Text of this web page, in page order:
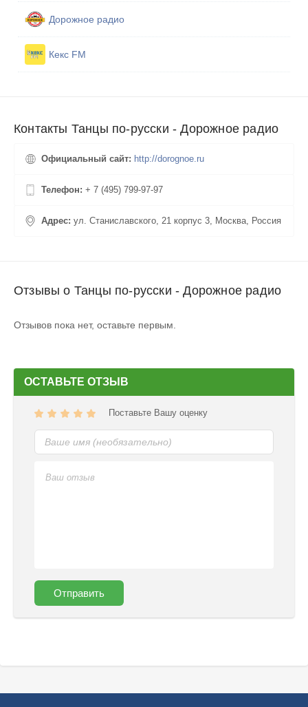
Дорожное радио
Кекс FM
Контакты Танцы по-русски - Дорожное радио
Официальный сайт: http://dorognoe.ru
Телефон: + 7 (495) 799-97-97
Адрес: ул. Станиславского, 21 корпус 3, Москва, Россия
Отзывы о Танцы по-русски - Дорожное радио
Отзывов пока нет, оставьте первым.
ОСТАВЬТЕ ОТЗЫВ
Поставьте Вашу оценку
Отправить